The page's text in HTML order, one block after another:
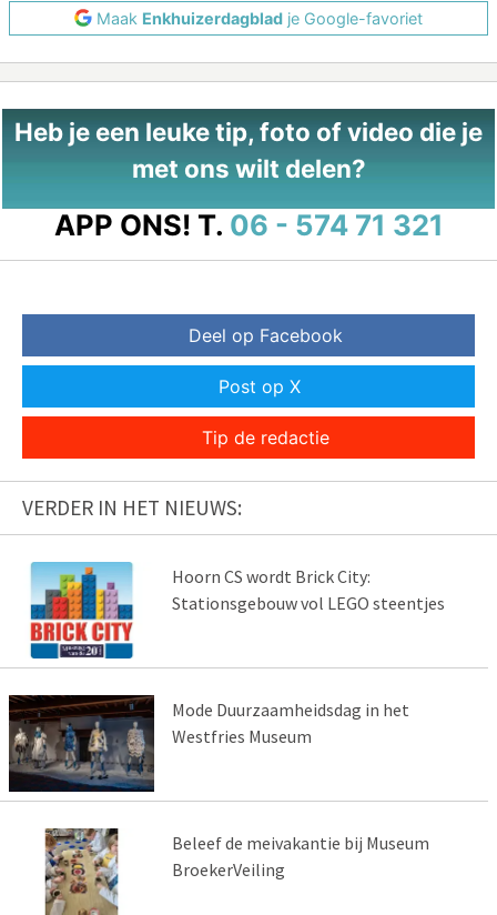
Maak Enkhuizerdagblad je Google-favoriet
Heb je een leuke tip, foto of video die je
met ons wilt delen?
APP ONS! T. 06 - 574 71 321
Deel op Facebook
Post op X
Tip de redactie
VERDER IN HET NIEUWS:
Hoorn CS wordt Brick City:
Stationsgebouw vol LEGO steentjes
Mode Duurzaamheidsdag in het
Westfries Museum
Beleef de meivakantie bij Museum
BroekerVeiling